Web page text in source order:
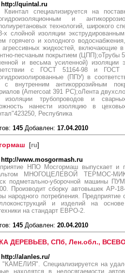
http://quintal.ru
специализируется на
и
технологий, широкого
х слойной изоляции
горячего и холодного
агрессивных жидкостей, включающие
песчаным покрытием (ЦПП);oТрубы
и весьма усиленной) изоляции
с ГОСТ 51164-98 и ГОСТ
(ППУ) в
с внутренним антикоррозийным
(Amercoat 391 PC);oЛента
изоляции трубопроводов и
нанести изоляцию в
Республика
145 Добавлен: 17.04.2010
[ru]
http://www.mosgormash.ru
НПО Мосгормаш выпускает и
МНОГОЦЕЛЕВОЙ ТЕРМОС-
подметально-уборочной машины
Производит сборку автовышек АР-
народного потребления. Предприятие
и изделий на
на стандарт ЕВРО-2.
145 Добавлен: 20.04.2010
ДЕРЕВЬЕВ, СПб, Лен.обл.,
http://alanles.ru/
Специализируется на
находятся в недосягаемости